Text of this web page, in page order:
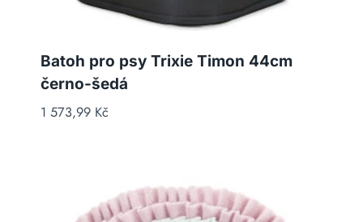
Batoh pro psy Trixie Timon 44cm
černo-šedá
1 573,99 Kč